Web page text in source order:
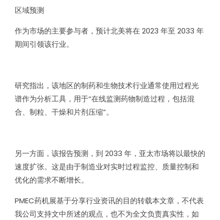
区域预测
作为市场的主要参与者，预计北美将在 2023 年至 2033 年
期间引领该行业。
研究指出，该地区的制药和生物技术行业通常使用过程光
谱作为分析工具，用于“在线监测药物制造过程，包括混
合、制粒、干燥和片剂压缩”。
另一方面，该报告预测，到 2033 年，亚太市场将以最快的
速度扩张。这是由于制造业对实时过程监控、质量控制和
优化的需求不断增长。
PMEC药机展基于分享行业资讯的目的转载本文章，不代表
我公司支持文中所述的观点，也不为全文负责真实性，如